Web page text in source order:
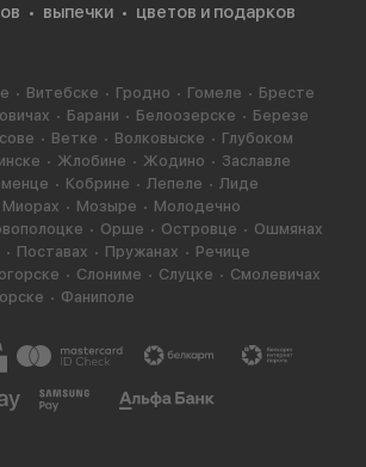
выпечки
цветов и подарков
Витебске Гродно Гомеле
Бресте
Барани Белоозерске
Березе
Ветке Волковыске
Глубоком
Жлобине Жодино
Заславле
Кобрине Лепеле
Лиде
Миорах Мозыре
Молодечно
Орше Островце
Ошмянах
Поставах Пружанах
Речице
Слониме Слуцке
Смолевичах
Фаниполе